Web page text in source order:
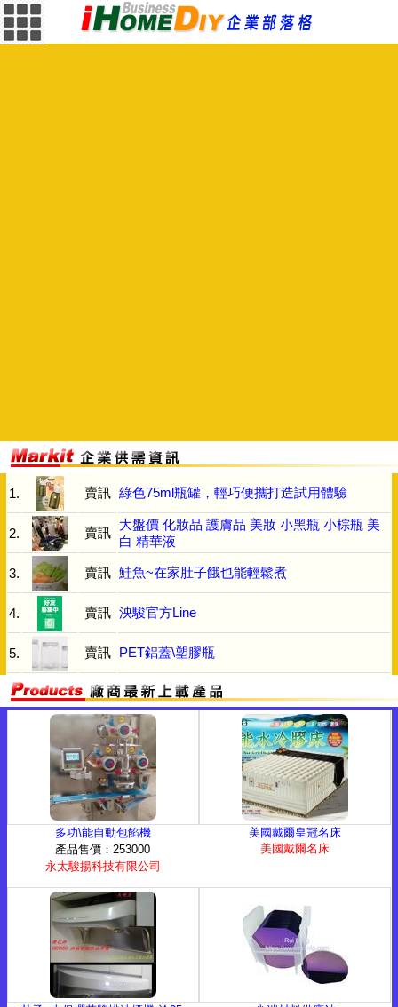
1. 賣訊 綠色75ml瓶罐，輕巧便攜打造試用體驗
2. 賣訊
大盤價 化妝品 護膚品 美妝 小黑瓶 小棕瓶 美
白 精華液
3. 賣訊 鮭魚~在家肚子餓也能輕鬆煮
4. 賣訊 泱駿官方Line
5. 賣訊 PET鋁蓋\塑膠瓶
多功\能自動包餡機
產品售價：253000
永太駿揚科技有限公司
美國戴爾皇冠名床
美國戴爾名床